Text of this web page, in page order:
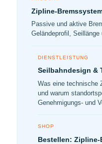
Zipline-
Passive und aktive
Geländeprofil,
DIENSTLEISTUNG
Seilbahndesign &
Was eine
und warum
Genehmigungs- und
SHOP
Bestellen: Zipline-